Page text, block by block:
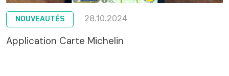
NOUVEAUTÉS 28.10.2024
Application Carte Michelin